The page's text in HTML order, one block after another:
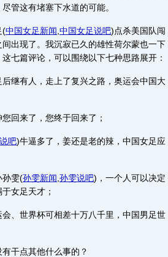
管这有堵塞下水道的可能。
(中国女足新闻 中国女足说吧)点杀美国队闯
出现了。我沉寂已久的雄性荷尔蒙也一下
七篇评论，可以围绕以下七种思路展开：
有人，走上了复兴之路，奥运会中国大
回来了，您终于回来了；
吧)牛逼多了，姜还是老的辣，中国女足应
孙雯(孙雯新闻 孙雯说吧) ，一个人可以决定
女足天才；
世界杯可相差十万八千里，中国男足世
干点其他什么事的？